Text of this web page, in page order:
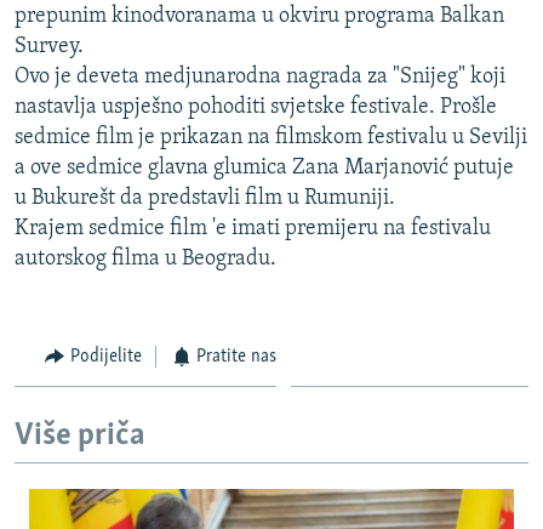
RSE PRIČE IZ SVIJETA
ISPRIČAJ MI
DNEVNO@RSE
SPECIJALI RSE
VIŠE OD NASLOVA
GENOCID U SREBRENICI
MOJA EVROPA
TRI DECENIJE OD RATA U BIH
SVE KARTE DEJTONA
PRATITE NAS
prepunim kinodvoranama u okviru programa Balkan
Survey.
Ovo je deveta medjunarodna nagrada za "Snijeg" koji
nastavlja uspješno pohoditi svjetske festivale. Prošle
sedmice film je prikazan na filmskom festivalu u Sevilji
a ove sedmice glavna glumica Zana Marjanović putuje
u Bukurešt da predstavli film u Rumuniji.
Krajem sedmice film 'e imati premijeru na festivalu
autorskog filma u Beogradu.
Podijelite Pratite nas
Više priča